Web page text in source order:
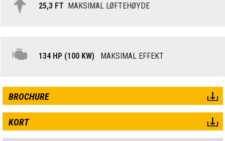
25,3 FT MAKSIMAL LØFTEHØYDE
134 HP (100 KW) MAKSIMAL EFFEKT
BROCHURE
KORT